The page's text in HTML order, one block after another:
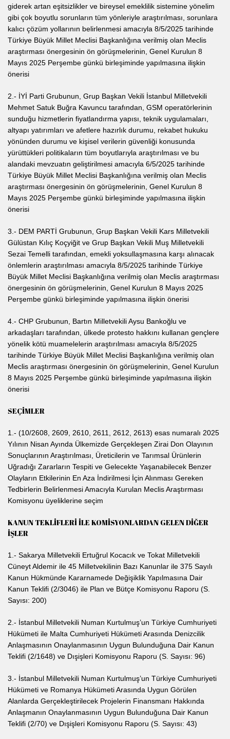
giderek artan eşitsizlikler ve bireysel emeklilik sistemine yönelim
gibi çok boyutlu sorunların tüm yönleriyle araştırılması, sorunlara
kalıcı çözüm yollarının belirlenmesi amacıyla 8/5/2025 tarihinde
Türkiye Büyük Millet Meclisi Başkanlığına verilmiş olan Meclis
araştırması önergesinin ön görüşmelerinin, Genel Kurulun 8
Mayıs 2025 Perşembe günkü birleşiminde yapılmasına ilişkin
önerisi
2.- İYİ Parti Grubunun, Grup Başkan Vekili İstanbul Milletvekili
Mehmet Satuk Buğra Kavuncu tarafından, GSM operatörlerinin
sunduğu hizmetlerin fiyatlandırma yapısı, teknik uygulamaları,
altyapı yatırımları ve afetlere hazırlık durumu, rekabet hukuku
yönünden durumu ve kişisel verilerin güvenliği konusunda
yürüttükleri politikaların tüm boyutlarıyla araştırılması ve bu
alandaki mevzuatın geliştirilmesi amacıyla 6/5/2025 tarihinde
Türkiye Büyük Millet Meclisi Başkanlığına verilmiş olan Meclis
araştırması önergesinin ön görüşmelerinin, Genel Kurulun 8
Mayıs 2025 Perşembe günkü birleşiminde yapılmasına ilişkin
önerisi
3.- DEM PARTİ Grubunun, Grup Başkan Vekili Kars Milletvekili
Gülüstan Kılıç Koçyiğit ve Grup Başkan Vekili Muş Milletvekili
Sezai Temelli tarafından, emekli yoksullaşmasına karşı alınacak
önlemlerin araştırılması amacıyla 8/5/2025 tarihinde Türkiye
Büyük Millet Meclisi Başkanlığına verilmiş olan Meclis araştırması
önergesinin ön görüşmelerinin, Genel Kurulun 8 Mayıs 2025
Perşembe günkü birleşiminde yapılmasına ilişkin önerisi
4.- CHP Grubunun, Bartın Milletvekili Aysu Bankoğlu ve
arkadaşları tarafından, ülkede protesto hakkını kullanan gençlere
yönelik kötü muamelelerin araştırılması amacıyla 8/5/2025
tarihinde Türkiye Büyük Millet Meclisi Başkanlığına verilmiş olan
Meclis araştırması önergesinin ön görüşmelerinin, Genel Kurulun
8 Mayıs 2025 Perşembe günkü birleşiminde yapılmasına ilişkin
önerisi
SEÇİMLER
1.- (10/2608, 2609, 2610, 2611, 2612, 2613) esas numaralı 2025
Yılının Nisan Ayında Ülkemizde Gerçekleşen Zirai Don Olayının
Sonuçlarının Araştırılması, Üreticilerin ve Tarımsal Ürünlerin
Uğradığı Zararların Tespiti ve Gelecekte Yaşanabilecek Benzer
Olayların Etkilerinin En Aza İndirilmesi İçin Alınması Gereken
Tedbirlerin Belirlenmesi Amacıyla Kurulan Meclis Araştırması
Komisyonu üyeliklerine seçim
KANUN TEKLİFLERİ İLE KOMİSYONLARDAN GELEN DİĞER
İŞLER
1.- Sakarya Milletvekili Ertuğrul Kocacık ve Tokat Milletvekili
Cüneyt Aldemir ile 45 Milletvekilinin Bazı Kanunlar ile 375 Sayılı
Kanun Hükmünde Kararnamede Değişiklik Yapılmasına Dair
Kanun Teklifi (2/3046) ile Plan ve Bütçe Komisyonu Raporu (S.
Sayısı: 200)
2.- İstanbul Milletvekili Numan Kurtulmuş’un Türkiye Cumhuriyeti
Hükümeti ile Malta Cumhuriyeti Hükümeti Arasında Denizcilik
Anlaşmasının Onaylanmasının Uygun Bulunduğuna Dair Kanun
Teklifi (2/1648) ve Dışişleri Komisyonu Raporu (S. Sayısı: 96)
3.- İstanbul Milletvekili Numan Kurtulmuş’un Türkiye Cumhuriyeti
Hükümeti ve Romanya Hükümeti Arasında Uygun Görülen
Alanlarda Gerçekleştirilecek Projelerin Finansmanı Hakkında
Anlaşmanın Onaylanmasının Uygun Bulunduğuna Dair Kanun
Teklifi (2/70) ve Dışişleri Komisyonu Raporu (S. Sayısı: 43)